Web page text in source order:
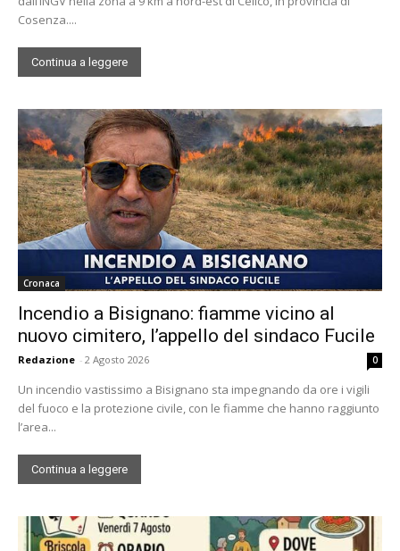
Cosenza....
Continua a leggere
Cronaca
Incendio a Bisignano: fiamme vicino al
nuovo cimitero, l’appello del sindaco Fucile
Redazione - 2 Agosto 2026 0
Un incendio vastissimo a Bisignano sta impegnando da ore i vigili
del fuoco e la protezione civile, con le fiamme che hanno raggiunto
l’area...
Continua a leggere